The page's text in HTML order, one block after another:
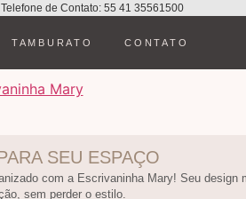
Telefone de Contato: 55 41 35561500
TAMBURATO CONTATO
SEU ESPAÇO
com a Escrivaninha Mary! Seu design
sem perder o estilo.